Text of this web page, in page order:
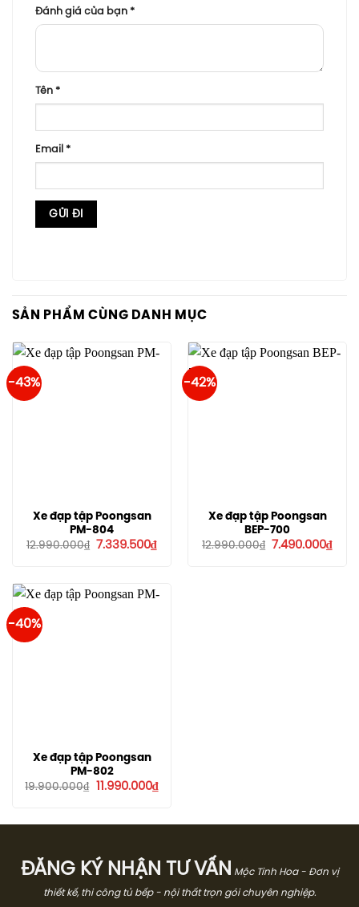
Đánh giá của bạn *
Tên *
Email *
SẢN PHẨM CÙNG DANH MỤC
-43%
Xe đạp tập Poongsan
PM-804
12.990.000₫ Giá
7.339.500₫Giá
-42%
Xe đạp tập Poongsan
BEP-700
12.990.000₫ Giá
7.490.000₫Giá
-40%
Xe đạp tập Poongsan
PM-802
19.900.000₫
Giá
11.990.000₫Giá
11.990.000₫.
ĐĂNG KÝ NHẬN TƯ VẤN
Mộc Tinh Hoa - Đơn vị
thiết kế, thi công tủ bếp - nội thất trọn gói chuyên nghiệp.